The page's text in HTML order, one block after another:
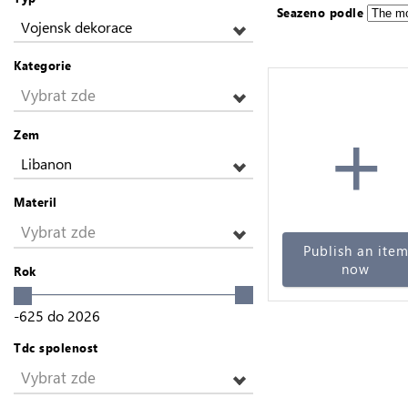
Vojensk dekorace
Kategorie
Vybrat zde
Zem
Libanon
Materil
Vybrat zde
Rok
-625 do 2026
Tdc spolenost
Vybrat zde
Seazeno podle
+
Publish an item
now